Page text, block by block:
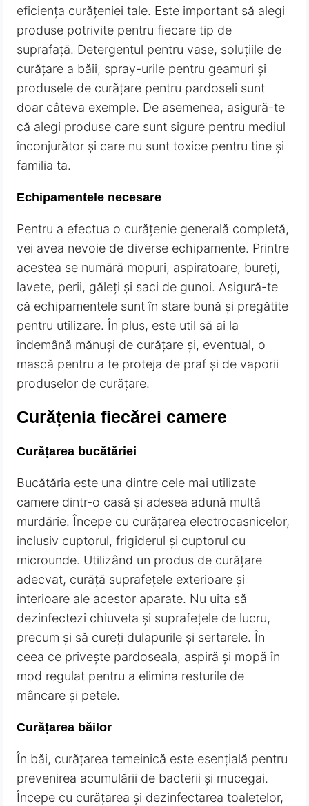
eficiența curățeniei tale. Este important să alegi
produse potrivite pentru fiecare tip de
suprafață. Detergentul pentru vase, soluțiile de
curățare a băii, spray-urile pentru geamuri și
produsele de curățare pentru pardoseli sunt
doar câteva exemple. De asemenea, asigură-te
că alegi produse care sunt sigure pentru mediul
înconjurător și care nu sunt toxice pentru tine și
familia ta.
Echipamentele necesare
Pentru a efectua o curățenie generală completă,
vei avea nevoie de diverse echipamente. Printre
acestea se numără mopuri, aspiratoare, bureți,
lavete, perii, găleți și saci de gunoi. Asigură-te
că echipamentele sunt în stare bună și pregătite
pentru utilizare. În plus, este util să ai la
îndemână mănuși de curățare și, eventual, o
mască pentru a te proteja de praf și de vaporii
produselor de curățare.
Curățenia fiecărei camere
Curățarea bucătăriei
Bucătăria este una dintre cele mai utilizate
camere dintr-o casă și adesea adună multă
murdărie. Începe cu curățarea electrocasnicelor,
inclusiv cuptorul, frigiderul și cuptorul cu
microunde. Utilizând un produs de curățare
adecvat, curăță suprafețele exterioare și
interioare ale acestor aparate. Nu uita să
dezinfectezi chiuveta și suprafețele de lucru,
precum și să cureți dulapurile și sertarele. În
ceea ce privește pardoseala, aspiră și mopă în
mod regulat pentru a elimina resturile de
mâncare și petele.
Curățarea băilor
În băi, curățarea temeinică este esențială pentru
prevenirea acumulării de bacterii și mucegai.
Începe cu curățarea și dezinfectarea toaletelor,